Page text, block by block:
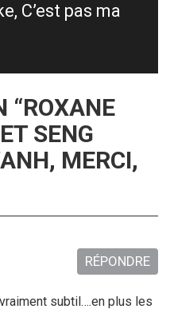
C’est pas ma
“ROXANE
SENG
MERCI,
subtil….en plus les
RÉPONDRE